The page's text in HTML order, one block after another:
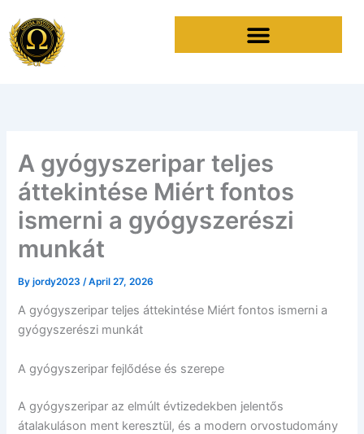
to
content
A gyógyszeripar teljes
áttekintése Miért fontos
ismerni a gyógyszerészi
munkát
Byjordy2023 /April 27, 2026
A gyógyszeripar teljes áttekintése Miért fontos ismerni a
gyógyszerészi munkát
A gyógyszeripar fejlődése és szerepe
A gyógyszeripar az elmúlt évtizedekben jelentős
átalakuláson ment keresztül, és a modern orvostudomány